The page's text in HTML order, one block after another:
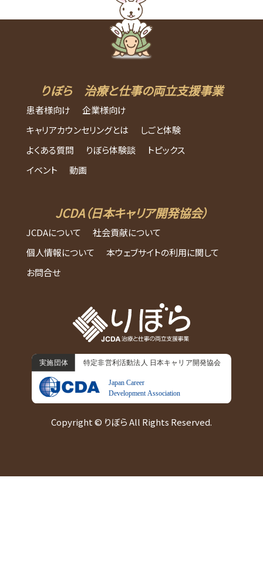
りぼら 治療と仕事の両立支援事業
患者様向け
企業様向け
キャリアカウンセリングとは
しごと体験
よくある質問
りぼら体験談
トピックス
イベント
動画
JCDA（日本キャリア開発協会）
JCDAについて
社会貢献について
個人情報について
本ウェブサイトの利用に関して
お問合せ
Copyright © りぼら All Rights Reserved.